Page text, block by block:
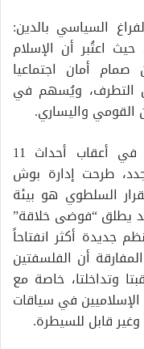
السياسي بالدين:
اعتُبر أن الإسلام
أمان اجتماعيا
التطرف، ويُسهم في
القومي واليساري.
الفلسفة الثانية: الفوضى الخلاقة: في أعقاب أحداث 11
الجدد، طرحت إدارة بوش
السلطوي هو بيئة
يطلق “فوضى خلاقة”
جديدة أكثر انفتاحاً
أن الفلسفتين
وتداخلتا، خاصة مع
في سياقات
قابل للسيطرة.